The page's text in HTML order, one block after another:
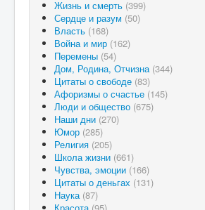
Жизнь и смерть (399)
Сердце и разум (50)
Власть (168)
Война и мир (162)
Перемены (54)
Дом, Родина, Отчизна (344)
Цитаты о свободе (83)
Афоризмы о счастье (145)
Люди и общество (675)
Наши дни (270)
Юмор (285)
Религия (205)
Школа жизни (661)
Чувства, эмоции (166)
Цитаты о деньгах (131)
Наука (87)